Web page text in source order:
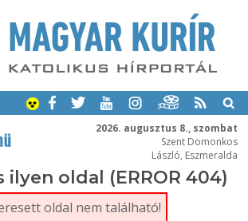
2026. augusztus 8., szombat
Szent Domonkos
László, Eszmeralda
ilyen oldal (ERROR 404)
oldal nem található!